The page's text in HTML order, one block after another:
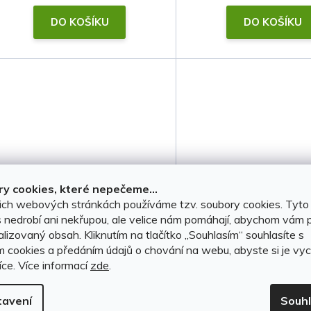
cookies, které nepečeme...
webových stránkách používáme tzv. soubory cookies. Tyto
nedrobí ani nekřupou, ale velice nám pomáhají, abychom vám
obsah. Kliknutím na tlačítko ,,Souhlasím“ souhlasíte s
cookies a předáním údajů o chování na webu, abyste si je
Více informací zde.
ů
DO KOŠÍKU DO KOŠÍKU
Ofuky oken BMW 7 F01
2008-2015 Sedan
Na objednávku do 7 dnů
Ofuky oken BMW
2015-2022
Na objednávku do